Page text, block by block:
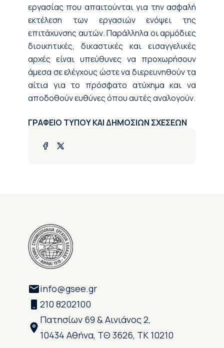
εργασίας που απαιτούνται για την ασφαλή
εκτέλεση των εργασιών ενόψει της
επιτάχυνσης αυτών. Παράλληλα οι αρμόδιες
διοικητικές, δικαστικές και εισαγγελικές
αρχές είναι υπεύθυνες να προχωρήσουν
άμεσα σε ελέγχους ώστε να διερευνηθούν τα
αίτια για το πρόσφατο ατύχημα και να
αποδοθούν ευθύνες όπου αυτές αναλογούν.
ΓΡΑΦΕΙΟ ΤΥΠΟΥ ΚΑΙ ΔΗΜΟΣΙΩΝ ΣΧΕΣΕΩΝ
info@gsee.gr
210 8202100
Πατησίων 69 & Αινιάνος 2,
10434 Αθήνα, ΤΘ 3626, ΤΚ 10210